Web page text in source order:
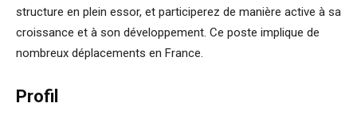
structure en plein essor, et participerez de manière active à sa
croissance et à son développement. Ce poste implique de
nombreux déplacements en France.
Profil